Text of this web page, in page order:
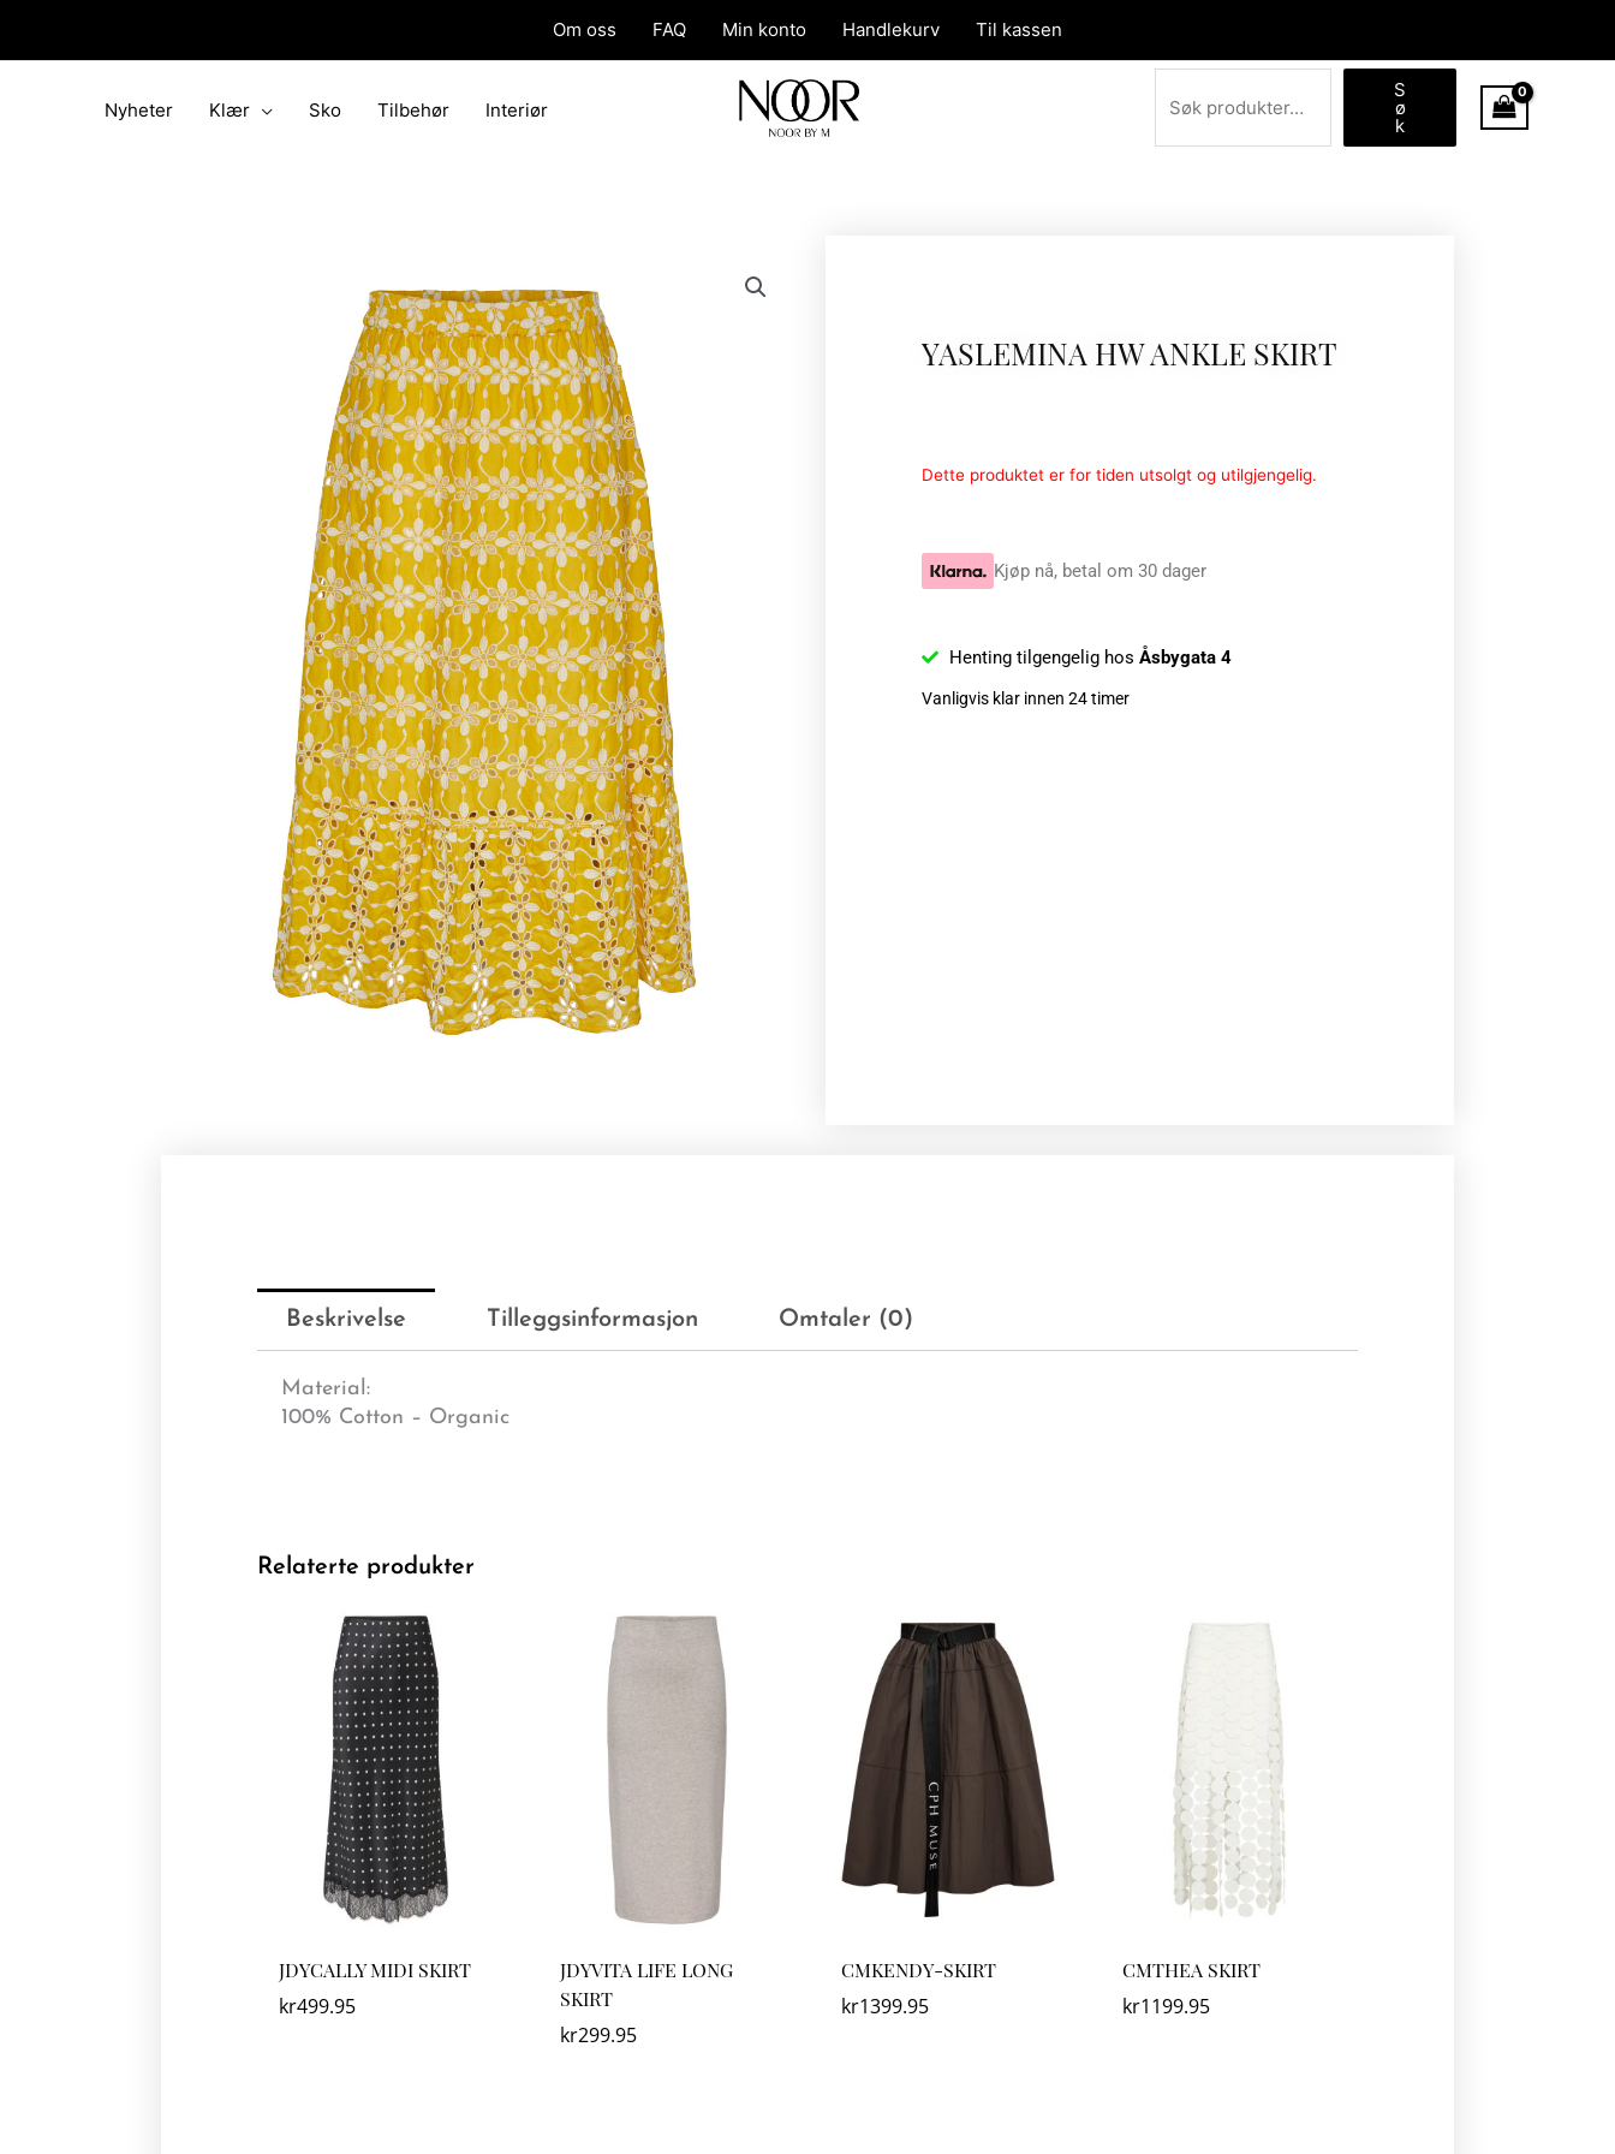
Om oss FAQ Min konto Handlekurv Til kassen
Nyheter Klær Sko Tilbehør Interiør
Søk
S
ø
k
YASLEMINA HW ANKLE SKIRT
Dette produktet er for tiden utsolgt og utilgjengelig.
Kjøp nå, betal om 30 dager
Henting tilgengelig hos Åsbygata 4
Vanligvis klar innen 24 timer
Beskrivelse Tilleggsinformasjon Omtaler (0)
Material:
100% Cotton – Organic
Relaterte produkter
JDYCALLY MIDI SKIRT
kr499.95
JDYVITA LIFE LONG
SKIRT
kr299.95
CMKENDY-SKIRT
kr1399.95
CMTHEA SKIRT
kr1199.95